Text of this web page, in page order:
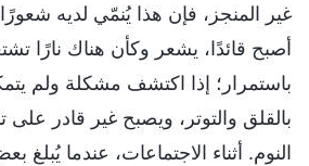
غير المنجز، فإن هذا يُنمّي لديه
أصبح قائدًا، يشعر وكأن هناك نارًا
باستمرار؛ إذا اكتشف مشكلة ولم
بالقلق والتوتر، ويصبح غير قادر على
النوم. أثناء الاجتماعات، عندما يُبلغ